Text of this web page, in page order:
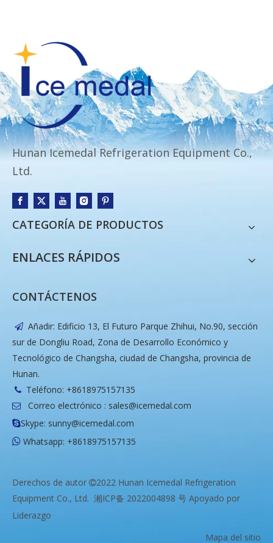
Hunan Icemedal Refrigeration Equipment Co.,
Ltd.
CATEGORÍA DE PRODUCTOS
ENLACES RÁPIDOS
CONTÁCTENOS
 Añadir: Edificio 13, El Futuro Parque Zhihui, No.90, sección
sur de Dongliu Road, Zona de Desarrollo Económico y
Tecnológico de Changsha, ciudad de Changsha, provincia de
Hunan.
 Teléfono: +8618975157135
 Correo electrónico : sales@icemedal.com
Skype: sunny@icemedal.com
 Whatsapp: +8618975157135
Derechos de autor 2022 Hunan Icemedal Refrigeration
Equipment Co., Ltd. 湘ICP备 2022004898 号 Apoyado por
Liderazgo
Mapa del sitio